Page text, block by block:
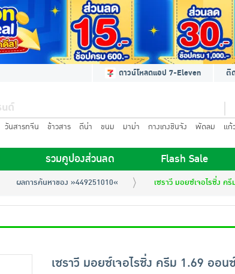
ดาวน์โหลดแอป 7-Eleven ติ
วันสารทจีน ข้าวสาร ดีน่า ขนม มาม่า กางเกงชินจัง พัดลม แก้
รวมคูปองส่วนลด Flash Sale
ผลการค้นหาของ »449251010« เซราวี มอยซ์เจอไรซิ่ง ค
เซราวี มอยซ์เจอไรซิ่ง ครีม 1.69 ออน